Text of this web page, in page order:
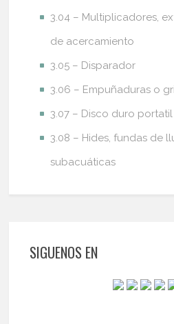
3.04 – Multiplicadores,
de acercamiento
3.05 – Disparador
3.06 – Empuñaduras o
3.07 – Disco duro portatil
3.08 – Hides, fundas de
subacuáticas
SIGUENOS EN